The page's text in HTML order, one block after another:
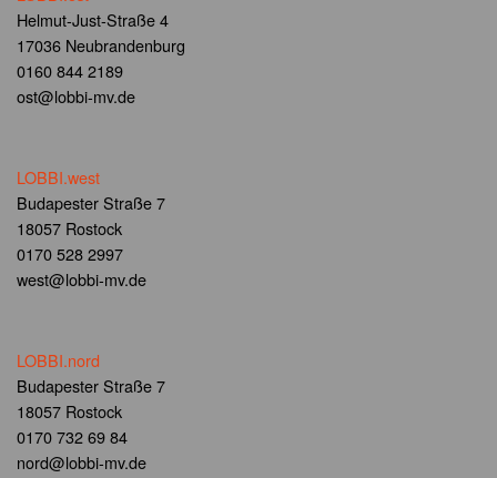
Helmut-Just-Straße 4
17036 Neubrandenburg
0160 844 2189
ost@lobbi-mv.de
LOBBI.west
Budapester Straße 7
18057 Rostock
0170 528 2997
west@lobbi-mv.de
LOBBI.nord
Budapester Straße 7
18057 Rostock
0170 732 69 84
nord@lobbi-mv.de